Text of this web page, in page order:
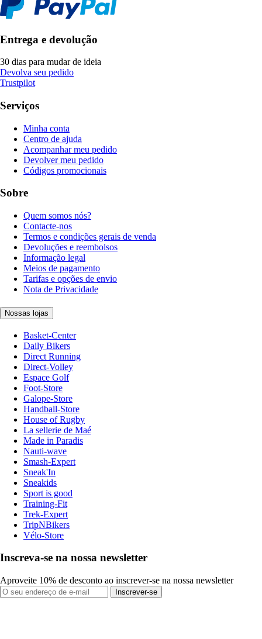
Entrega e devolução
30 dias para mudar de ideia
Devolva seu pedido
Trustpilot
Serviços
Minha conta
Centro de ajuda
Acompanhar meu pedido
Devolver meu pedido
Códigos promocionais
Sobre
Quem somos nós?
Contacte-nos
Termos e condições gerais de venda
Devoluções e reembolsos
Informação legal
Meios de pagamento
Tarifas e opções de envio
Nota de Privacidade
Nossas lojas
Basket-Center
Daily Bikers
Direct Running
Direct-Volley
Espace Golf
Foot-Store
Galope-Store
Handball-Store
House of Rugby
La sellerie de Maé
Made in Paradis
Nauti-wave
Smash-Expert
Sneak'In
Sneakids
Sport is good
Training-Fit
Trek-Expert
TripNBikers
Vélo-Store
Inscreva-se na nossa newsletter
Aproveite 10% de desconto ao inscrever-se na nossa newsletter
Inscrever-se